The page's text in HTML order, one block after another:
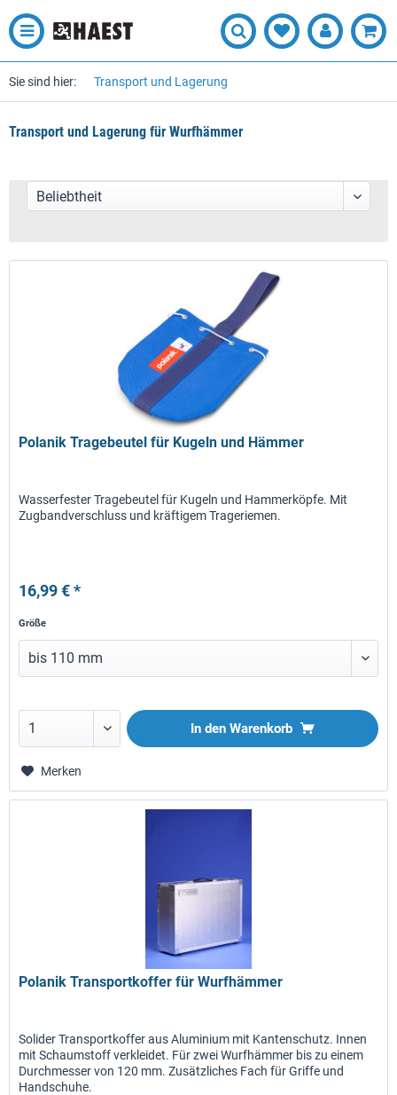
Sie sind hier: Transport und Lagerung
Transport und Lagerung für Wurfhämmer
Polanik Tragebeutel für Kugeln und Hämmer
Wasserfester Tragebeutel für Kugeln und Hammerköpfe. Mit
Zugbandverschluss und kräftigem Trageriemen.
16,99 € *
Größe
In den Warenkorb
Merken
Polanik Transportkoffer für Wurfhämmer
Solider Transportkoffer aus Aluminium mit Kantenschutz. Innen
mit Schaumstoff verkleidet. Für zwei Wurfhämmer bis zu einem
Durchmesser von 120 mm. Zusätzliches Fach für Griffe und
Handschuhe.